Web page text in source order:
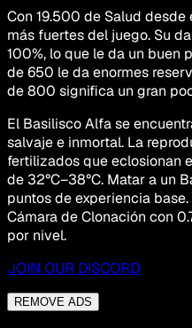
Con 19.500 de Salud
más fuertes del juego. Su
100%, lo que le da un buen
de 650 le da enormes
de 800 significa un gran
El Basilisco Alfa se
salvaje e inmortal. La
fertilizados que eclosionan
de 32°C–38°C. Matar a un
puntos de experiencia
Cámara de Clonación con
por nivel.
JOIN OUR DISCORD
REMOVE ADS